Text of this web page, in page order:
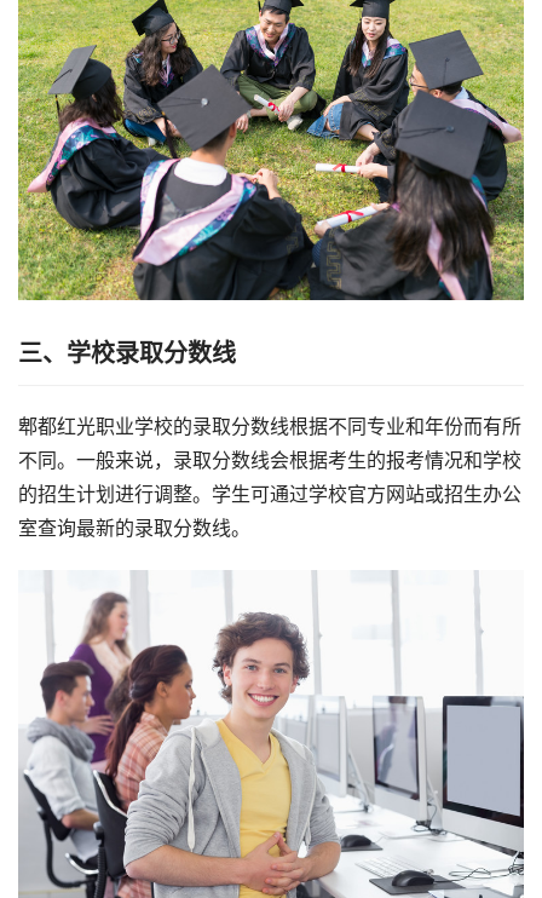
三、学校录取分数线
郫都红光职业学校的录取分数线根据不同专业和年份而有所
不同。一般来说，录取分数线会根据考生的报考情况和学校
的招生计划进行调整。学生可通过学校官方网站或招生办公
室查询最新的录取分数线。